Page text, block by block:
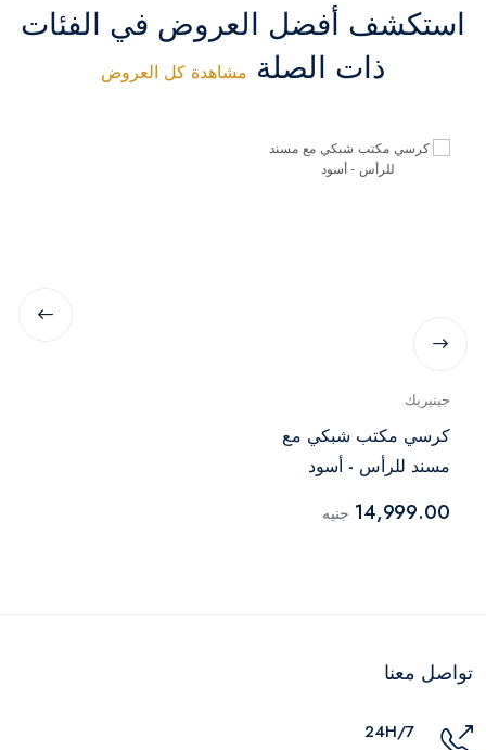
استكشف أفضل العروض في الفئات
ذات الصلة مشاهدة كل العروض
جينيريك
كرسي مكتب شبكي مع
مسند للرأس - أسود
14,999.00 جنيه
تواصل معنا
24H/7